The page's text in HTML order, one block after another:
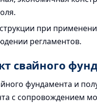
при
регламентов.
свайного
фундамента и
с сопровождением